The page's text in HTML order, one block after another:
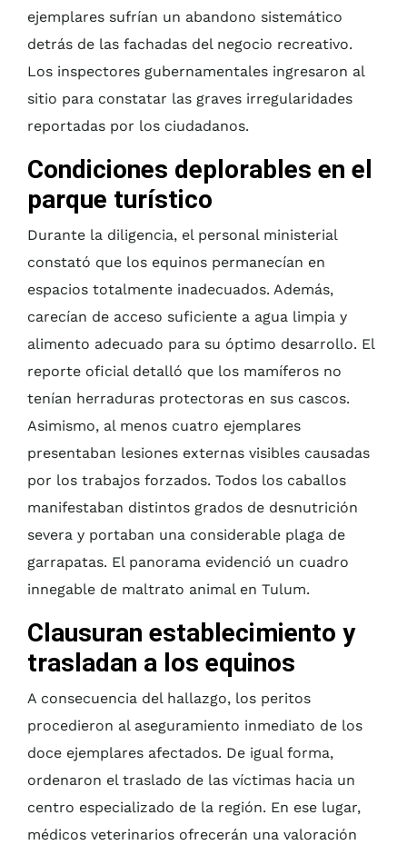
ejemplares sufrían un abandono sistemático
detrás de las fachadas del negocio recreativo.
Los inspectores gubernamentales ingresaron al
sitio para constatar las graves irregularidades
reportadas por los ciudadanos.
Condiciones deplorables en el
parque turístico
Durante la diligencia, el personal ministerial
constató que los equinos permanecían en
espacios totalmente inadecuados. Además,
carecían de acceso suficiente a agua limpia y
alimento adecuado para su óptimo desarrollo. El
reporte oficial detalló que los mamíferos no
tenían herraduras protectoras en sus cascos.
Asimismo, al menos cuatro ejemplares
presentaban lesiones externas visibles causadas
por los trabajos forzados. Todos los caballos
manifestaban distintos grados de desnutrición
severa y portaban una considerable plaga de
garrapatas. El panorama evidenció un cuadro
innegable de maltrato animal en Tulum.
Clausuran establecimiento y
trasladan a los equinos
A consecuencia del hallazgo, los peritos
procedieron al aseguramiento inmediato de los
doce ejemplares afectados. De igual forma,
ordenaron el traslado de las víctimas hacia un
centro especializado de la región. En ese lugar,
médicos veterinarios ofrecerán una valoración